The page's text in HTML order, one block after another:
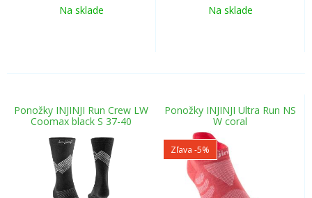
Na sklade Na sklade
Ponožky INJINJI Run Crew LW
Coomax black S 37-40
Ponožky INJINJI Ultra Run NS
W coral
Zľava -5%